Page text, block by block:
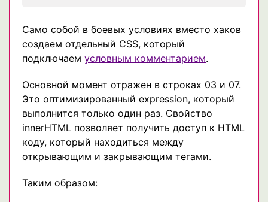
Само собой в боевых условиях вместо хаков
создаем отдельный CSS, который
подключаем условным комментарием.
Основной момент отражен в строках 03 и 07.
Это оптимизированный expression, который
выполнится только один раз. Свойство
innerHTML позволяет получить доступ к HTML
коду, который находиться между
открывающим и закрывающим тегами.
Таким образом: